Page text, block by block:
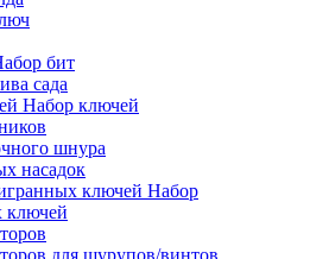
бит
сада
Набор ключей
шнура
насадок
Набор
ключей
для шурупов/винтов